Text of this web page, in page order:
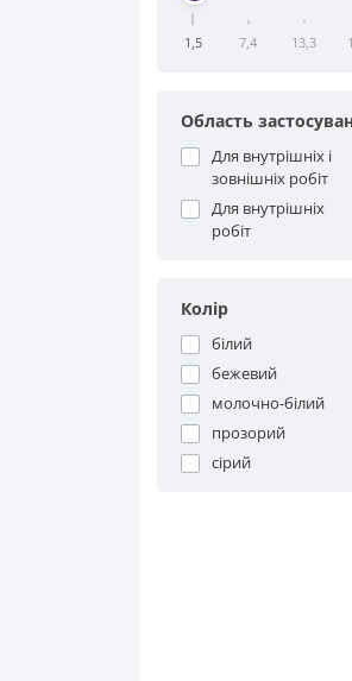
1,5 7,4 13,3
Область
Для внутрішніх і
зовнішніх робіт
Для внутрішніх
робіт
Колір
білий
бежевий
молочно-білий
прозорий
сірий